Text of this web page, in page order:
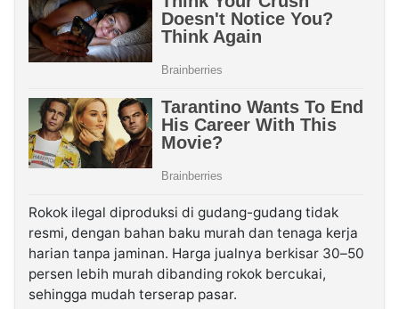
Rokok ilegal diproduksi di gudang-gudang tidak
resmi, dengan bahan baku murah dan tenaga kerja
harian tanpa jaminan. Harga jualnya berkisar 30–50
persen lebih murah dibanding rokok bercukai,
sehingga mudah terserap pasar.